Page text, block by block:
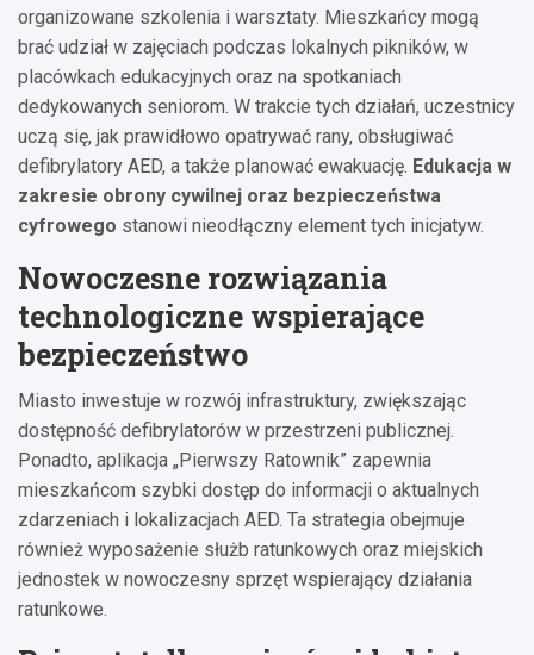
organizowane szkolenia i warsztaty. Mieszkańcy mogą
brać udział w zajęciach podczas lokalnych pikników, w
placówkach edukacyjnych oraz na spotkaniach
dedykowanych seniorom. W trakcie tych działań, uczestnicy
uczą się, jak prawidłowo opatrywać rany, obsługiwać
defibrylatory AED, a także planować ewakuację. Edukacja w
zakresie obrony cywilnej oraz bezpieczeństwa
cyfrowego stanowi nieodłączny element tych inicjatyw.
Nowoczesne rozwiązania
technologiczne wspierające
bezpieczeństwo
Miasto inwestuje w rozwój infrastruktury, zwiększając
dostępność defibrylatorów w przestrzeni publicznej.
Ponadto, aplikacja „Pierwszy Ratownik” zapewnia
mieszkańcom szybki dostęp do informacji o aktualnych
zdarzeniach i lokalizacjach AED. Ta strategia obejmuje
również wyposażenie służb ratunkowych oraz miejskich
jednostek w nowoczesny sprzęt wspierający działania
ratunkowe.